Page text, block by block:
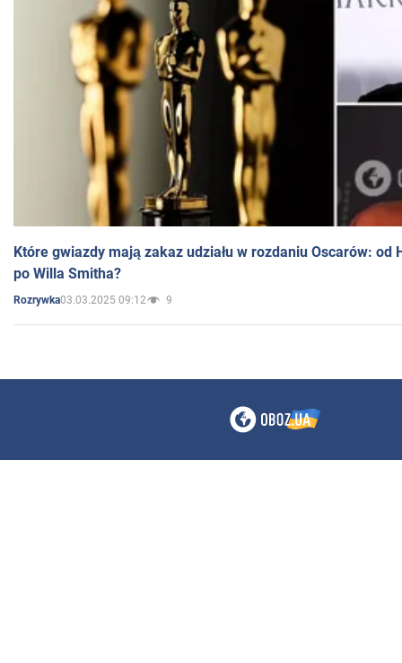
Które gwiazdy mają zakaz udziału w rozdaniu Oscarów: od
po Willa Smitha?
Rozrywka03.03.2025 09:12 9